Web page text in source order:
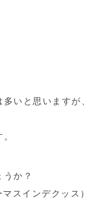
いと思います
か？
スインデクッス